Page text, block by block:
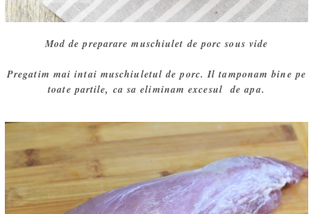
Mod de preparare muschiulet de porc sous vide
Pregatim mai intai muschiuletul de porc. Il tamponam bine pe
toate partile, ca sa eliminam excesul de apa.